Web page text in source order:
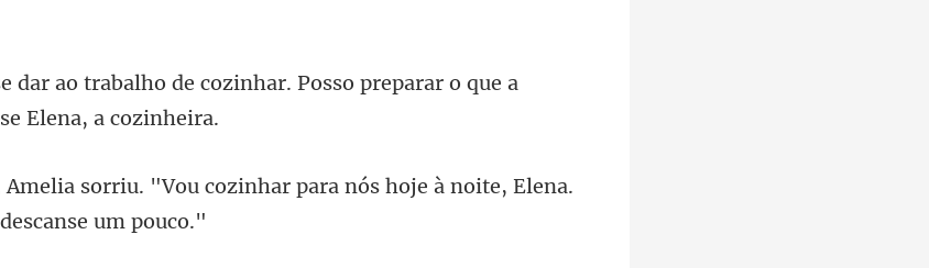
e cozinhar. Posso preparar o que a
cozinhar para nós hoje à noite, Elena.